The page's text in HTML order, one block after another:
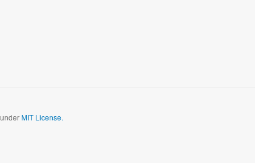
MIT License.